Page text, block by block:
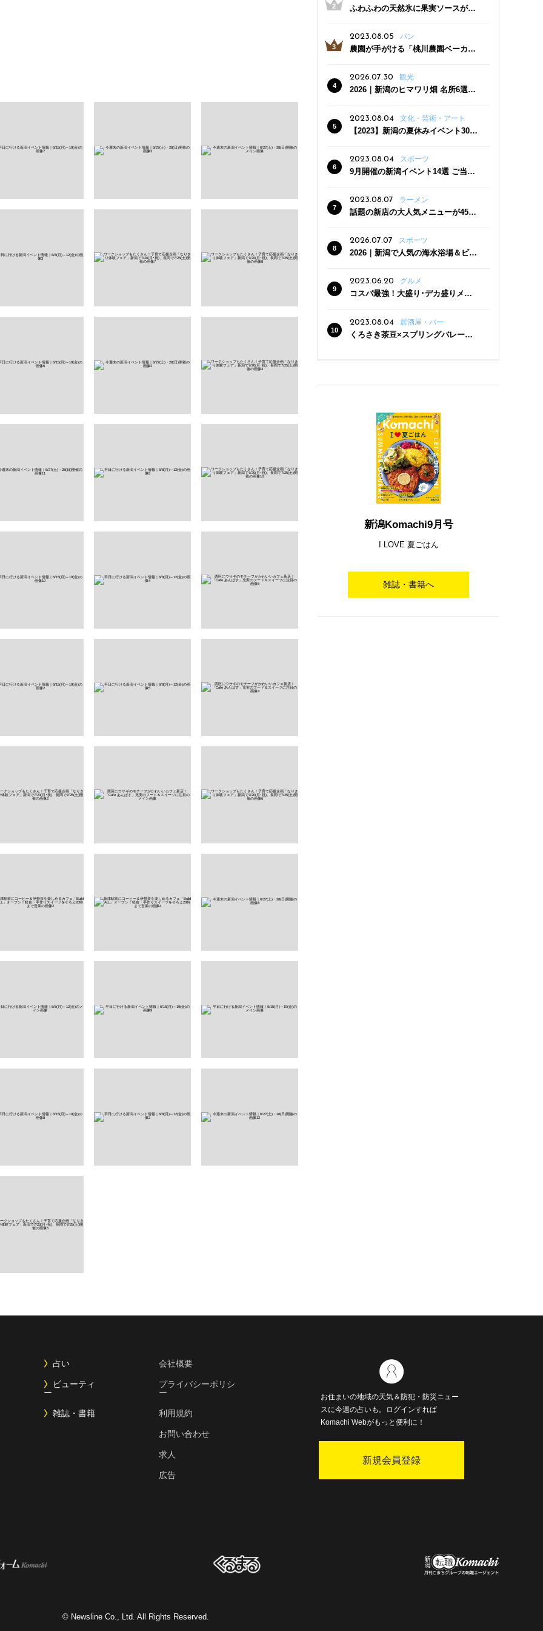
ふわふわの天然氷に果実ソースがた
三条駅近くにオープン
2023.08.05 パン
農園が手がける「桃川農園ベーカリ
った焼きたてパンのほか、ジェラー
トやスムージーも
2026.07.30 観光
2026｜新潟のヒマワリ畑 名所6選
2023.08.04
文化・芸術・アート
【2023】新潟の夏休みイベント30
2023.08.04
スポーツ
9月開催の新潟イベント14選 ご当地
2023.08.07 ラーメン
話題の新店の大人気メニューが450
クーポン登場
2026.07.07 スポーツ
2026｜新潟で人気の海水浴場＆ビー
2023.06.20
グルメ
コスパ最強！大盛り･デカ盛りメニ
2023.08.04
居酒屋・バー
くろさき茶豆×スプリングバレー豊
新潟Komachi9月号
I LOVE 夏ごはん
雑誌・書籍へ
占い
ビューティ
ー
雑誌・書籍
会社概要
プライバシーポリシ
ー
利用規約
お問い合わせ
求人
広告
お住まいの地域の天気＆防犯・防災ニュー
スに今週の占いも。ログインすれば
Komachi Webがもっと便利に！
新規会員登録
© Newsline Co., Ltd. All Rights Reserved.